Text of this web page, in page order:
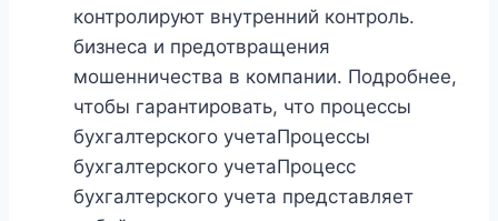
контролируют внутренний контроль.
бизнеса и предотвращения
мошенничества в компании. Подробнее,
чтобы гарантировать, что процессы
бухгалтерского учетаПроцессы
бухгалтерского учетаПроцесс
бухгалтерского учета представляет